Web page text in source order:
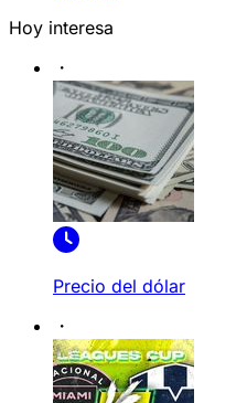
Hoy interesa
Precio del dólar